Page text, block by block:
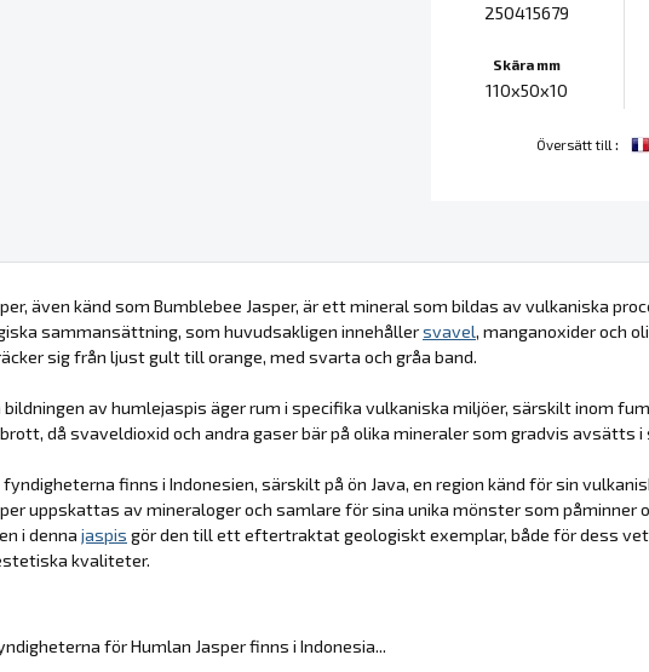
250415679
Skära mm
110x50x10
Översätt till :
även känd som Bumblebee Jasper, är ett mineral som bildas av vulkaniska
sammansättning, som huvudsakligen innehållersvavel, manganoxider och
sig från ljust gult till orange, med svarta och gråa band.
bildningen av humlejaspis äger rum i specifika vulkaniska miljöer, särskilt inom
då svaveldioxid och andra gaser bär på olika mineraler som gradvis avsätts i
finns i Indonesien, särskilt på ön Java, en region känd för sin
uppskattas av mineraloger och samlare för sina unika mönster som påminner
i denna jaspis gör den till ett eftertraktat geologiskt exemplar, både för dess
kvaliteter.
för Humlan Jasper finns i Indonesia...